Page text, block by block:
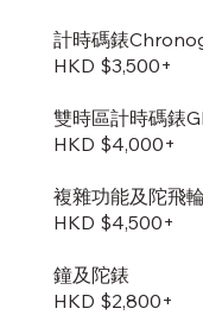
計時碼錶
HKD $3,500+
雙時區計時碼錶
HKD $4,000+
複雜功能及陀飛
HKD $4,500+
鐘及陀錶
HKD $2,800+